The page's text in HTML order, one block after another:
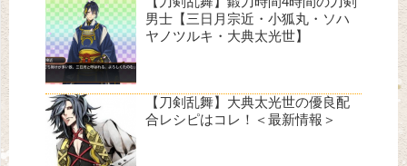
男士【三日月宗近・小狐丸・ソハ
ヤノツルキ・大典太光世】
【刀剣乱舞】大典太光世の優良配
合レシピはコレ！＜最新情報＞